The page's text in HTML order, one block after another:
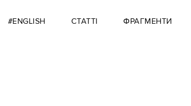
#ENGLISH СТАТТІ ФРАГМЕНТИ